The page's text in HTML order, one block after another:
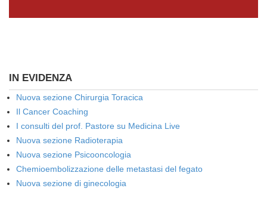
IN EVIDENZA
Nuova sezione Chirurgia Toracica
Il Cancer Coaching
I consulti del prof. Pastore su Medicina Live
Nuova sezione Radioterapia
Nuova sezione Psicooncologia
Chemioembolizzazione delle metastasi del fegato
Nuova sezione di ginecologia